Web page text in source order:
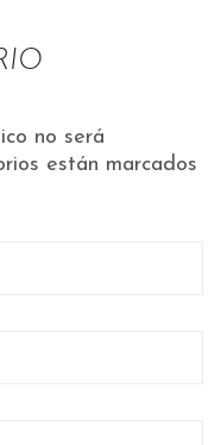
no será
están marcados